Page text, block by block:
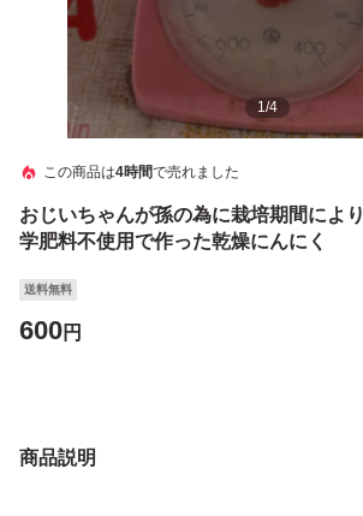
1/4
この商品は4時間で売れました
おじいちゃんが孫の為に栽培期間によ
学肥料不使用で作った乾燥にんにく
送料無料
600円
商品説明